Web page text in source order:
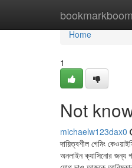
bookmarkboom
Home
Home
1
Not
michaelw123dax0
দায়িত্বশীল গেমিং
অনলাইন ক্যাসিনোর জন্য